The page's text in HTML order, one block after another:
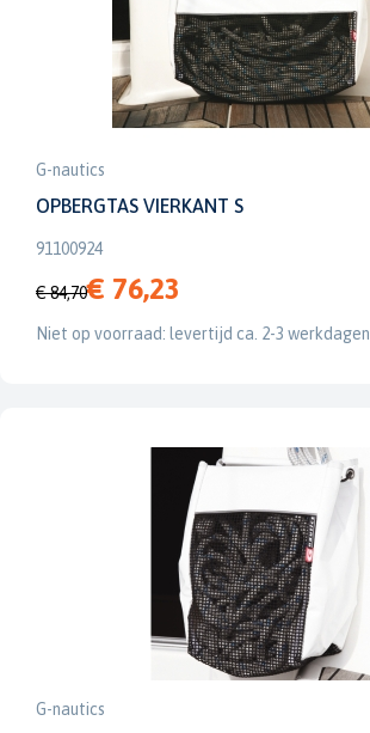
G-nautics
OPBERGTAS VIERKANT S
91100924
€ 84,70€ 76,23
Niet op voorraad: levertijd ca. 2-3 werkdagen
G-nautics